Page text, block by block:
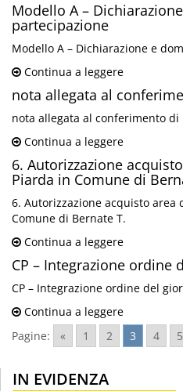
Modello A –
partecipazione
Modello A – Dichiarazione e
Continua a leggere
nota allegata al
nota allegata al conferimento di
Continua a leggere
6. Autorizzazione
Piarda in Comune di
6. Autorizzazione acquisto area
Comune di Bernate T.
Continua a leggere
CP – Integrazione ordine
CP – Integrazione ordine del
Continua a leggere
Pagine:
« 1 2 3 4 5
IN EVIDENZA